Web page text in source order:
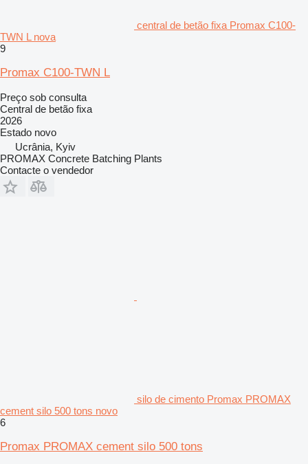
central de betão fixa Promax C100-
TWN L nova
9
Promax C100-TWN L
Preço sob consulta
Central de betão fixa
2026
Estado novo
Ucrânia, Kyiv
PROMAX Concrete Batching Plants
Contacte o vendedor
silo de cimento Promax PROMAX
cement silo 500 tons novo
6
Promax PROMAX cement silo 500 tons